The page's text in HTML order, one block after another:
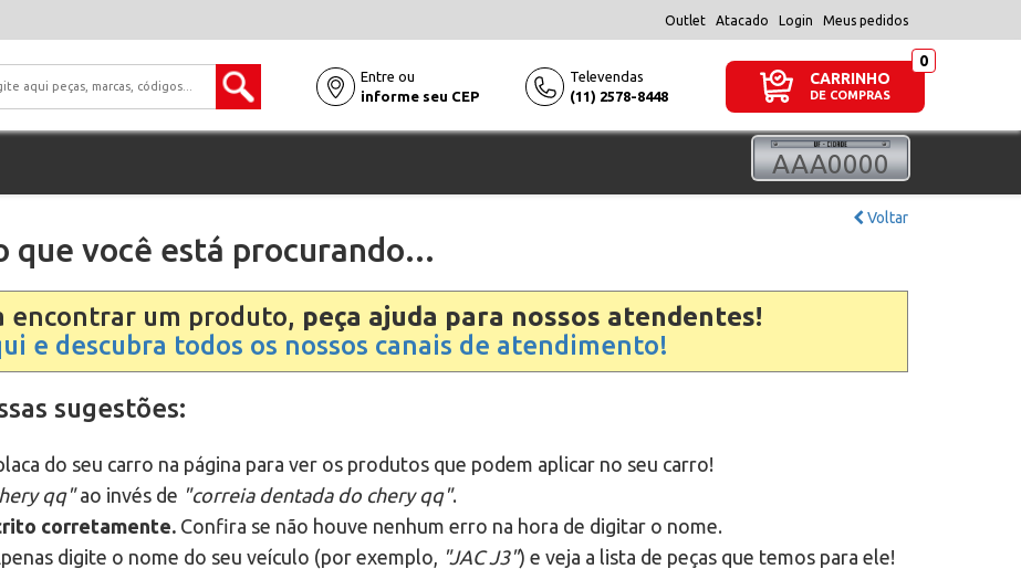
Outlet Atacado Login Meus pedidos
Entre ou
informe seu CEP
Televendas
(11) 2578-8448
CARRINHO
DE COMPRAS
Voltar
que você está procurando...
encontrar um produto, peça ajuda para nossos atendentes!
e descubra todos os nossos canais de atendimento!
sugestões:
do seu carro na página para ver os produtos que podem aplicar no seu carro!
qq"ao invés de "correia dentada do chery qq".
corretamente. Confira se não houve nenhum erro na hora de digitar o nome.
digite o nome do seu veículo (por exemplo, "JAC J3") e veja a lista de peças que temos para ele!